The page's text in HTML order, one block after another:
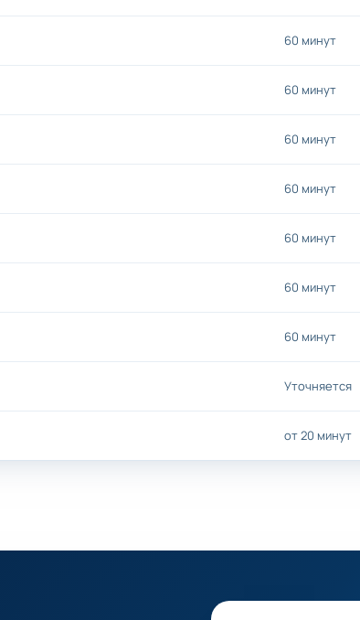
60 минут
60 минут
60 минут
60 минут
60 минут
60 минут
60 минут
Уточняется
от 20 минут